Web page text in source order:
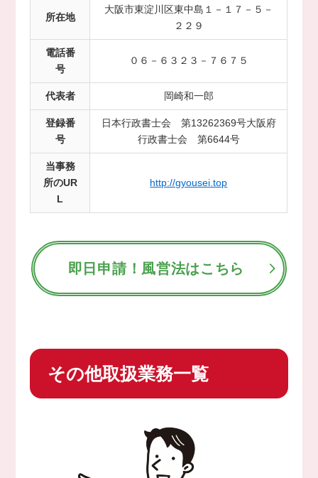
所在地
大阪市東淀川区東中島１－１７－５－
２２９
電話番
号
０６－６３２３－７６７５
代表者 岡崎和一郎
登録番
号
日本行政書士会 第13262369号大阪府
行政書士会 第6644号
当事務
所のUR
L
http://gyousei.top
即日申請！風営法はこちら
その他取扱業務一覧